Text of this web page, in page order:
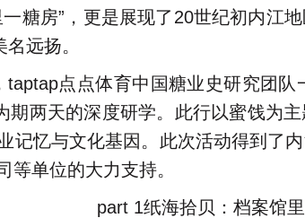
糖房”，更是展现了20世纪初内江
远扬。
点点体育中国糖业史研究团
期两天的深度研学。此行以蜜饯为
记忆与文化基因。此次活动得到了
等单位的大力支持。
part 1纸海拾贝：档案馆